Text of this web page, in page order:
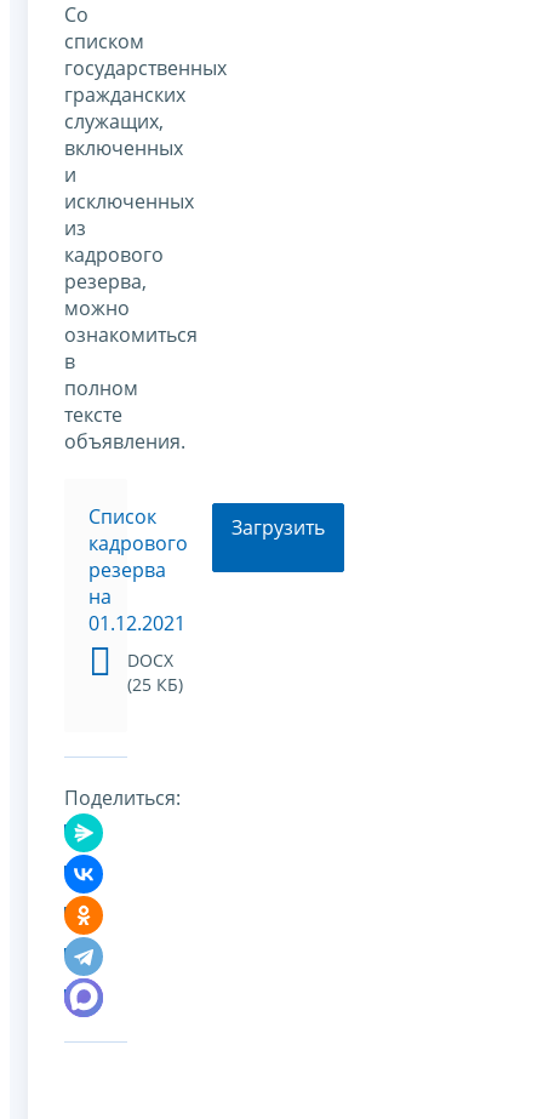
Со
списком
государственных
гражданских
служащих,
включенных
и
исключенных
из
кадрового
резерва,
можно
ознакомиться
в
полном
тексте
объявления.
Список
кадрового
резерва
на
01.12.2021
DOCX
(25 КБ)
Загрузить
Поделиться: